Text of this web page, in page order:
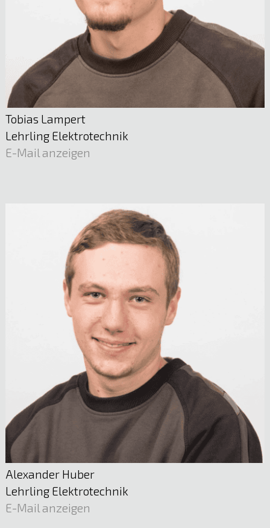
Tobias Lampert
Lehrling Elektrotechnik
E-Mail anzeigen
Alexander Huber
Lehrling Elektrotechnik
E-Mail anzeigen